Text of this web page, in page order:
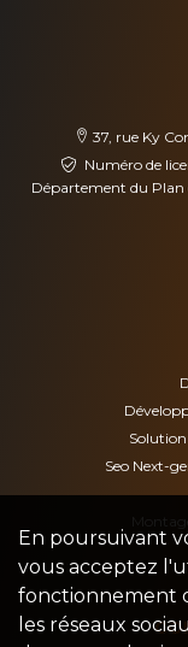
37, rue Ky
Numéro de
Département du Plan
Seo Next-
En poursuivant
vous acceptez
fonctionnement
les réseaux